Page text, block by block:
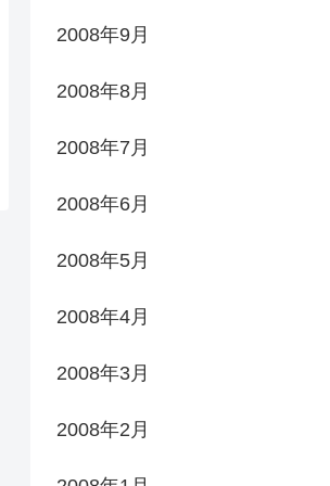
2008年9月
2008年8月
2008年7月
2008年6月
2008年5月
2008年4月
2008年3月
2008年2月